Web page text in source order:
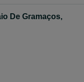
De Gramaços,